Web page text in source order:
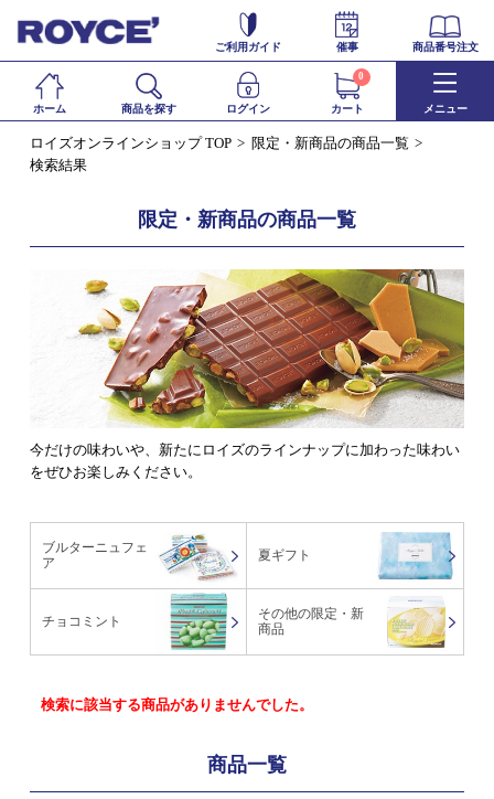
ご利用ガイド 催事 商品番号注文
ホーム 商品を探す ログイン カート
0
メニュー
ロイズオンラインショップ TOP
限定・新商品の商品一覧
検索結果
限定・新商品の商品一覧
今だけの味わいや、新たにロイズのラインナップに加わった味わい
をぜひお楽しみください。
ブルターニュフェ
ア
夏ギフト
チョコミント
その他の限定・新
商品
検索に該当する商品がありませんでした。
商品一覧